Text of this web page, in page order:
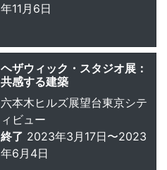
年11月6日
ヘザウィック・スタジオ展：
共感する建築
六本木ヒルズ展望台東京シテ
ィビュー
終了 2023年3月17日〜2023
年6月4日